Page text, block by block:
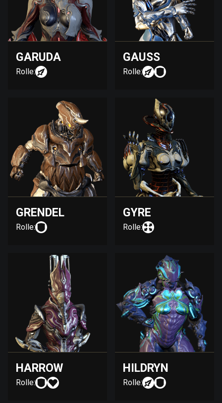
GARUDA
Rolle:
GAUSS
Rolle:
GRENDEL
Rolle:
GYRE
Rolle:
HARROW
Rolle:
HILDRYN
Rolle: